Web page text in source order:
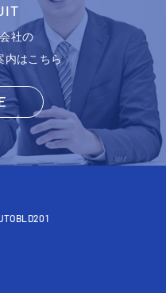
社の
内はこちら